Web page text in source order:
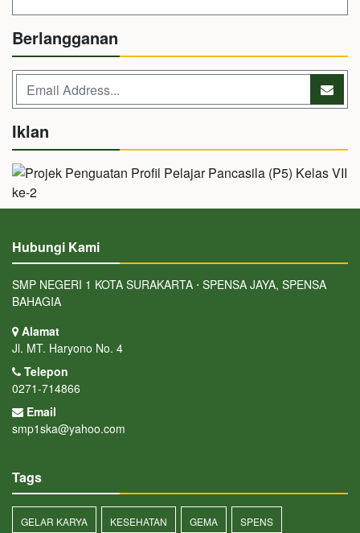
Berlangganan
Iklan
Hubungi Kami
SMP NEGERI 1 KOTA SURAKARTA ⋅ SPENSA JAYA, SPENSA
BAHAGIA
Alamat
Jl. MT. Haryono No. 4
Telepon
0271-714866
Email
smp1ska@yahoo.com
Tags
GELAR KARYA KESEHATAN GEMA SPENS